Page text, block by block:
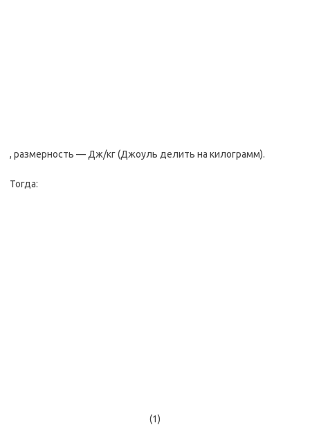
, размерность — Дж/кг (Джоуль делить на килограмм).
Тогда:
(1)